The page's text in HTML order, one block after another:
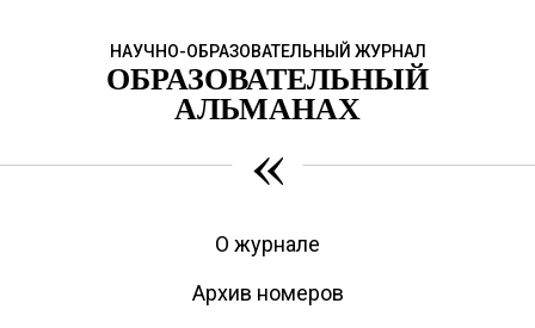
НАУЧНО-ОБРАЗОВАТЕЛЬНЫЙ ЖУРНАЛ
ОБРАЗОВАТЕЛЬНЫЙ
АЛЬМАНАХ
«
О журнале
Архив номеров